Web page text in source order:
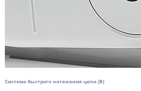
Система быстрого натяжения цепи (B)